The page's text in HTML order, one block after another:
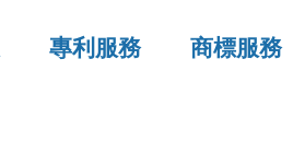
專利服務 商標服務